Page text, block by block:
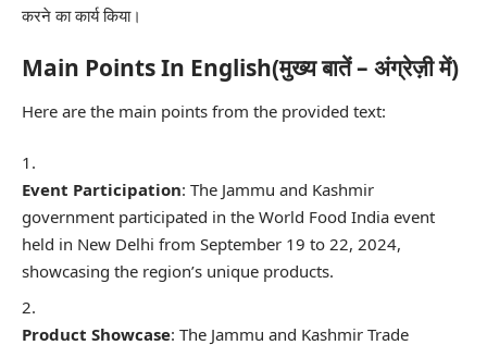
करने का कार्य किया।
Main Points In English(मुख्य बातें – अंग्रेज़ी में)
Here are the main points from the provided text:
Event Participation: The Jammu and Kashmir
government participated in the World Food India event
held in New Delhi from September 19 to 22, 2024,
showcasing the region’s unique products.
Product Showcase: The Jammu and Kashmir Trade